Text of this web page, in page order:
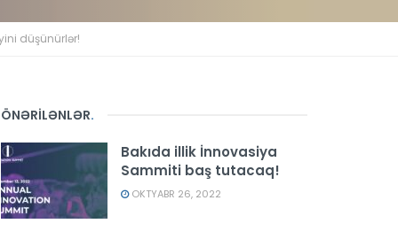
düşünürlər!
ÖNƏRİLƏNLƏR.
Bakıda illik İnnovasiya
Sammiti baş tutacaq!
OKTYABR 26, 2022